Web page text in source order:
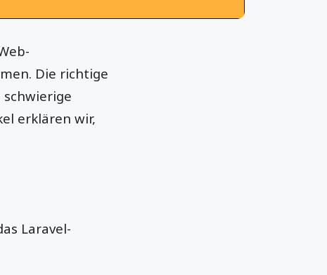
Die richtige
erklären wir,
Laravel-